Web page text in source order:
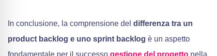
In conclusione, la comprensione del differenza tra un
product backlog e uno sprint backlog è un aspetto
fondamentale per il successo gestione del progetto nella